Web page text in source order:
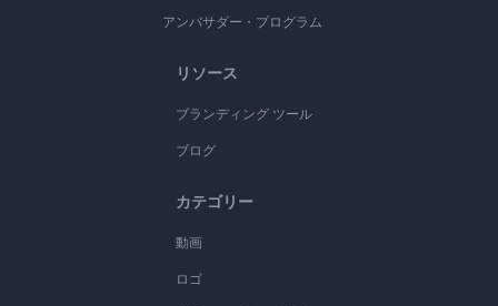
アンバサダー・プログラム
リソース
ブランディング ツール
ブログ
カテゴリー
動画
ロゴ